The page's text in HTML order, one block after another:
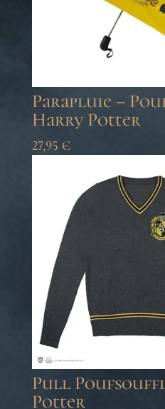
Parapluie –
Harry Potter
27,95 €
Pull
Potter